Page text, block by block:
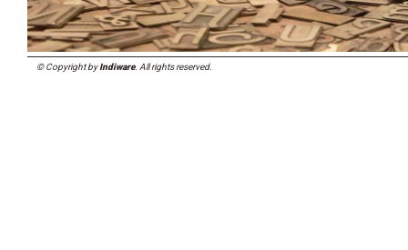
© Copyright byIndiware. All rights reserved.